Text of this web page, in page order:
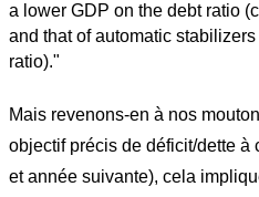
a lower GDP on the debt ratio
and that of automatic
ratio)."
Mais revenons-en à nos
objectif précis de déficit/dette à
et année suivante), cela